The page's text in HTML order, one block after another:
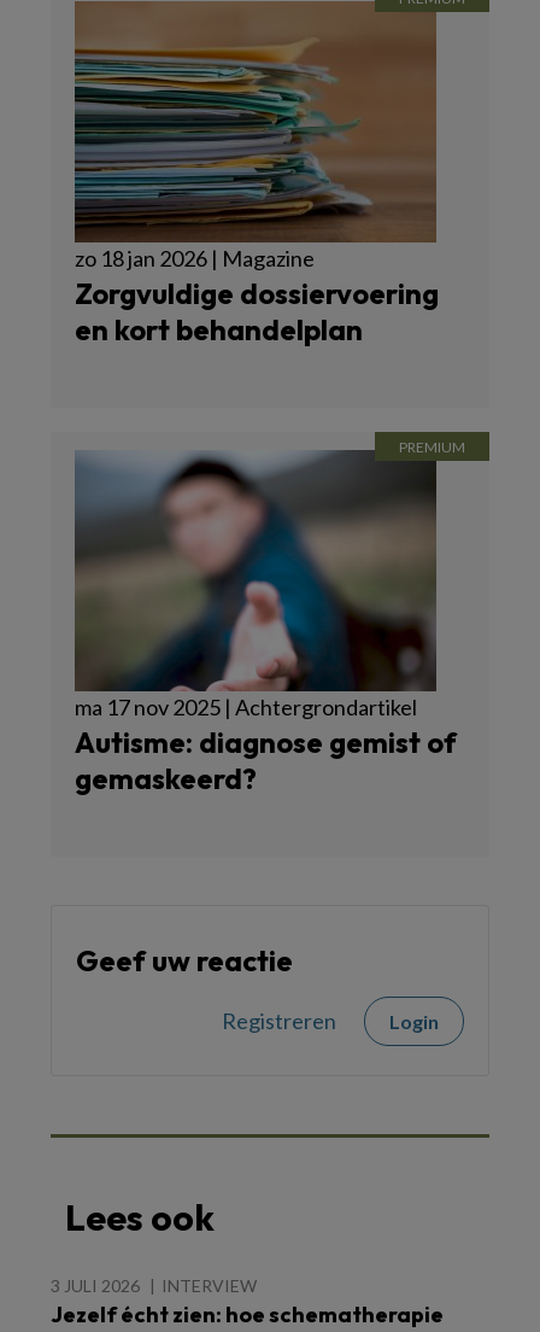
zo 18 jan 2026 | Magazine
Zorgvuldige dossiervoering
en kort behandelplan
ma 17 nov 2025 | Achtergrondartikel
Autisme: diagnose gemist of
gemaskeerd?
Geef uw reactie
Registreren Login
Lees ook
3 JULI 2026 INTERVIEW
Jezelf écht zien: hoe schematherapie